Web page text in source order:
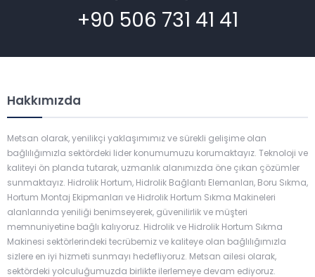
+90 506 731 41 41
Hakkımızda
Metsan olarak, yenilikçi yaklaşımımız ve sürekli gelişime olan
bağlılığımızla sektördeki lider konumumuzu korumaktayız. Teknoloji ve
kaliteyi ön planda tutarak, uzmanlık alanımızda öne çıkan çözümler
sunmaktayız. Hidrolik Hortum, Hidrolik Bağlantı Elemanları, Boru Sıkma,
Hortum Montaj Ekipmanları ve Hidrolik Hortum Sıkma Makineleri
alanlarında yeniliği benimseyerek, güvenilirlik ve müşteri
memnuniyetine bağlı kalıyoruz. Hidrolik ve Hidrolik Hortum Sıkma
Makinesi sektörlerindeki tecrübemiz ve kaliteye olan bağlılığımızla
sizlere en iyi hizmeti sunmayı hedefliyoruz. Metsan ailesi olarak,
sektördeki yolculuğumuzda birlikte ilerlemeye devam ediyoruz.